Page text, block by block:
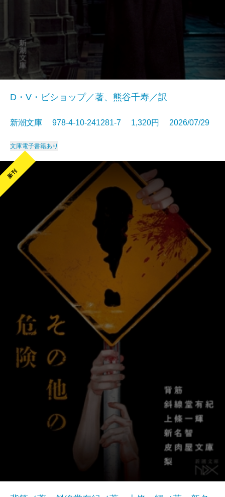
D・V・ビショップ／著、熊谷千寿／訳
新潮文庫 978-4-10-241281-7 1,320円 2026/07/29
文庫電子書籍あり
新刊